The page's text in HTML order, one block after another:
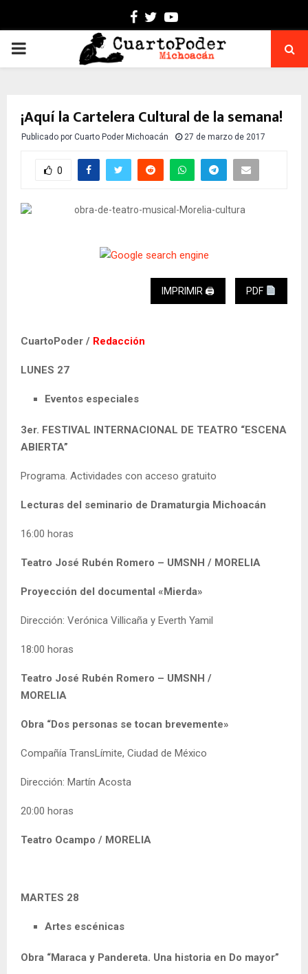
Facebook
TwitterYoutube
PRIMARY
¡Aquí la Cartelera Cultural de la semana!
Publicado por Cuarto Poder Michoacán 27 de marzo de 2017
0
IMPRIMIR 🖨 PDF
CuartoPoder / Redacción
LUNES 27
Eventos especiales
3er. FESTIVAL INTERNACIONAL DE TEATRO “ESCENA
ABIERTA”
Programa. Actividades con acceso gratuito
Lecturas del seminario de Dramaturgia Michoacán
16:00 horas
Teatro José Rubén Romero – UMSNH / MORELIA
Proyección del documental «Mierda»
Dirección: Verónica Villicaña y Everth Yamil
18:00 horas
Teatro José Rubén Romero – UMSNH /
MORELIA
Obra “Dos personas se tocan brevemente»
Compañía TransLímite, Ciudad de México
Dirección: Martín Acosta
20:00 horas
Teatro Ocampo / MORELIA
MARTES 28
Artes escénicas
Obra “Maraca y Pandereta. Una historia en Do mayor”